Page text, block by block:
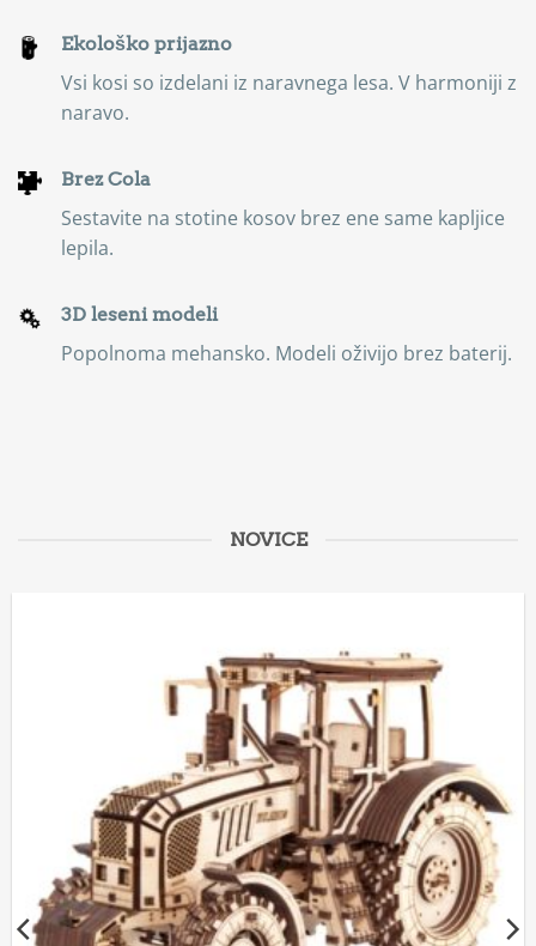
Ekološko prijazno
Vsi kosi so izdelani iz naravnega lesa. V harmoniji z
naravo.
Brez Cola
Sestavite na stotine kosov brez ene same kapljice
lepila.
3D leseni modeli
Popolnoma mehansko. Modeli oživijo brez baterij.
NOVICE